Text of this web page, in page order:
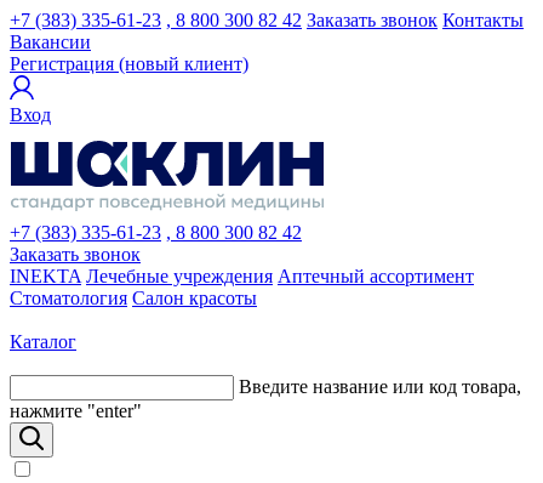
+7 (383) 335-61-23 , 8 800 300 82 42 Заказать звонок Контакты
Вакансии
Регистрация (новый клиент)
Вход
+7 (383) 335-61-23 , 8 800 300 82 42
Заказать звонок
INEKTA Лечебные учреждения Аптечный ассортимент
Стоматология Салон красоты
Каталог
Введите название или код товара,
нажмите "enter"